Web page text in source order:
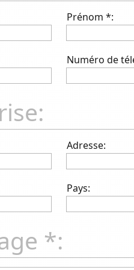
Prénom *:
Numéro de
Adresse:
Pays:
*: